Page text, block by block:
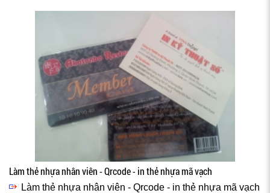
Làm thẻ nhựa nhân viên - Qrcode - in thẻ nhựa mã vạch
Làm thẻ nhựa nhân viên - Qrcode - in thẻ nhựa mã vạch